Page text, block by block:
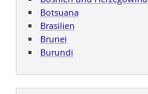
Botsuana
Brasilien
Brunei
Burundi